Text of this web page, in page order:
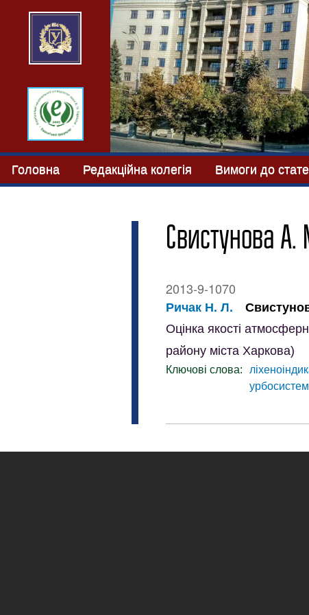
Головна Редакційна колегія Вимоги до
Свистунова А.
2013-9-1070
Ричак Н. Л.
Оцінка якості
району міста Харкова)
Ключові слова: